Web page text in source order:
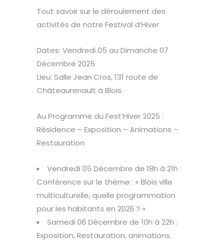
Tout savoir sur le déroulement des
activités de notre Festival d’Hiver
Dates: Vendredi 05 au Dimanche 07
Décembre 2025
Lieu: Salle Jean Cros, 131 route de
Châteaurenault à Blois.
Au Programme du Fest’Hiver 2025 :
Résidence – Exposition – Animations –
Restauration
Vendredi 05 Décembre de 18h à 21h :
Conférence sur le thème : « Blois ville
multiculturelle, quelle programmation
pour les habitants en 2026 ? »
Samedi 06 Décembre de 10h à 22h :
Exposition, Restauration, animations.